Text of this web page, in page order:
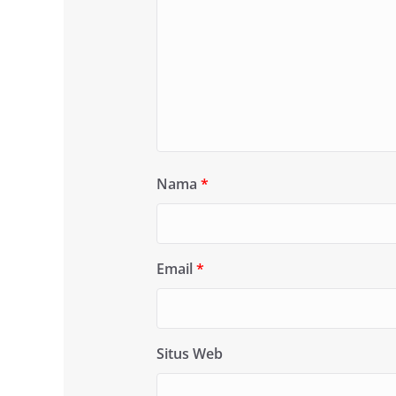
Nama *
Email*
Situs Web